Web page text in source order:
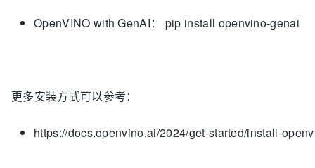
OpenVINO with GenAI： pip install openvino-genai
更多安装方式可以参考：
https://docs.openvino.ai/2024/get-started/install-